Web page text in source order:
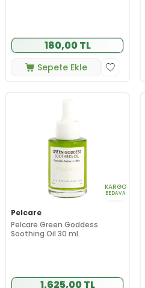
180,00 TL
Sepete Ekle
KARGO
BEDAVA
Pelcare
Pelcare Green Goddess
Soothing Oil 30 ml
1.625,00 TL